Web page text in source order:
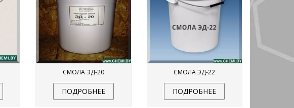
СМОЛА ЭД-20
ПОДРОБНЕЕ
СМОЛА ЭД-22
ПОДРОБНЕЕ